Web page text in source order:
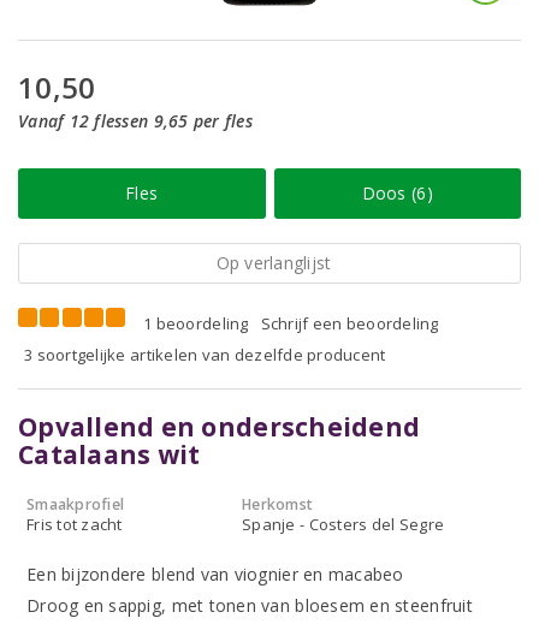
10,50
Vanaf 12 flessen 9,65 per fles
Fles Doos (6)
Op verlanglijst
1 beoordeling
Schrijf een beoordeling
3 soortgelijke artikelen van dezelfde producent
Opvallend en onderscheidend
Catalaans wit
Smaakprofiel
Fris tot zacht
Herkomst
Spanje - Costers del Segre
Een bijzondere blend van viognier en macabeo
Droog en sappig, met tonen van bloesem en steenfruit